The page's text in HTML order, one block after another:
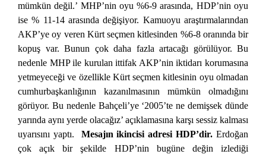
mümkün değil.’ MHP’nin oyu %6-9 arasında, HDP’nin oyu
ise % 11-14 arasında değişiyor. Kamuoyu araştırmalarından
AKP’ye oy veren Kürt seçmen kitlesinden %6-8 oranında bir
kopuş var. Bunun çok daha fazla artacağı görülüyor. Bu
nedenle MHP ile kurulan ittifak AKP’nin iktidarı korumasına
yetmeyeceği ve özellikle Kürt seçmen kitlesinin oyu olmadan
cumhurbaşkanlığının kazanılmasının mümkün olmadığını
görüyor. Bu nedenle Bahçeli’ye ‘2005’te ne demişsek dünde
yarında aynı yerde olacağız’ açıklamasına karşı sessiz kalması
uyarısını yaptı. Mesajın ikincisi adresi HDP’dir.Erdoğan
çok açık bir şekilde HDP’nin bugüne değin izlediği